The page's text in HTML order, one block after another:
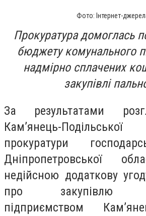
Фото: Інтернет-
Прокуратура домоглась
бюджету комунального
надмірно сплачених
закупівлі
За результатами
Кам’янець-
прокуратури
Дніпропетровської
недійсною додаткову
про закупівлю
підприємством